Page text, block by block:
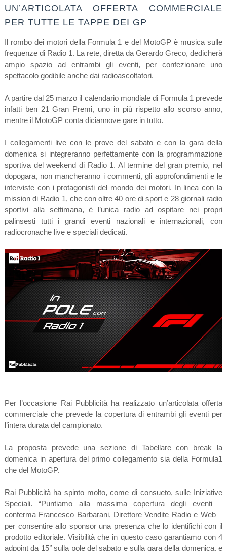
UN’ARTICOLATA OFFERTA COMMERCIALE
PER TUTTE LE TAPPE DEI GP
Il rombo dei motori della Formula 1 e del MotoGP è musica sulle
frequenze di Radio 1. La rete, diretta da Gerardo Greco, dedicherà
ampio spazio ad entrambi gli eventi, per confezionare uno
spettacolo godibile anche dai radioascoltatori.
A partire dal 25 marzo il calendario mondiale di Formula 1 prevede
infatti ben 21 Gran Premi, uno in più rispetto allo scorso anno,
mentre il MotoGP conta diciannove gare in tutto.
I collegamenti live con le prove del sabato e con la gara della
domenica si integreranno perfettamente con la programmazione
sportiva del weekend di Radio 1. Al termine del gran premio, nel
dopogara, non mancheranno i commenti, gli approfondimenti e le
interviste con i protagonisti del mondo dei motori. In linea con la
mission di Radio 1, che con oltre 40 ore di sport e 28 giornali radio
sportivi alla settimana, è l’unica radio ad ospitare nei propri
palinsesti tutti i grandi eventi nazionali e internazionali, con
radiocronache live e speciali dedicati.
Per l’occasione Rai Pubblicità ha realizzato un’articolata offerta
commerciale che prevede la copertura di entrambi gli eventi per
l’intera durata del campionato.
La proposta prevede una sezione di Tabellare con break la
domenica in apertura del primo collegamento sia della Formula1
che del MotoGP.
Rai Pubblicità ha spinto molto, come di consueto, sulle Iniziative
Speciali. “Puntiamo alla massima copertura degli eventi –
conferma Francesco Barbarani, Direttore Vendite Radio e Web –
per consentire allo sponsor una presenza che lo identifichi con il
prodotto editoriale. Visibilità che in questo caso garantiamo con 4
adpoint da 15’’ sulla pole del sabato e sulla gara della domenica, e